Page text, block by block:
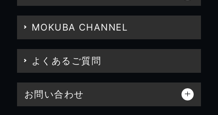
MOKUBA CHANNEL
よくあるご質問
お問い合わせ